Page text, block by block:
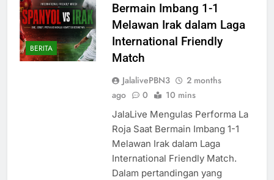
BERITA
Bermain Imbang 1-1
Melawan Irak dalam Laga
International Friendly
Match
JalalivePBN3
2 months
ago
0 10 mins
JalaLive Mengulas Performa La
Roja Saat Bermain Imbang 1-1
Melawan Irak dalam Laga
International Friendly Match.
Dalam pertandingan yang